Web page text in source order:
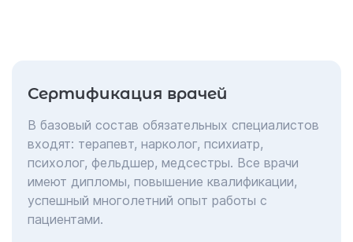
профессионалов сделает все возможное, чтобы
каждый пациент получил качественную
медицинскую помощь и оставался доволен
результатом.
Сертификация врачей
В базовый состав обязательных специалистов
входят: терапевт, нарколог, психиатр,
психолог, фельдшер, медсестры. Все врачи
имеют дипломы, повышение квалификации,
успешный многолетний опыт работы с
пациентами.